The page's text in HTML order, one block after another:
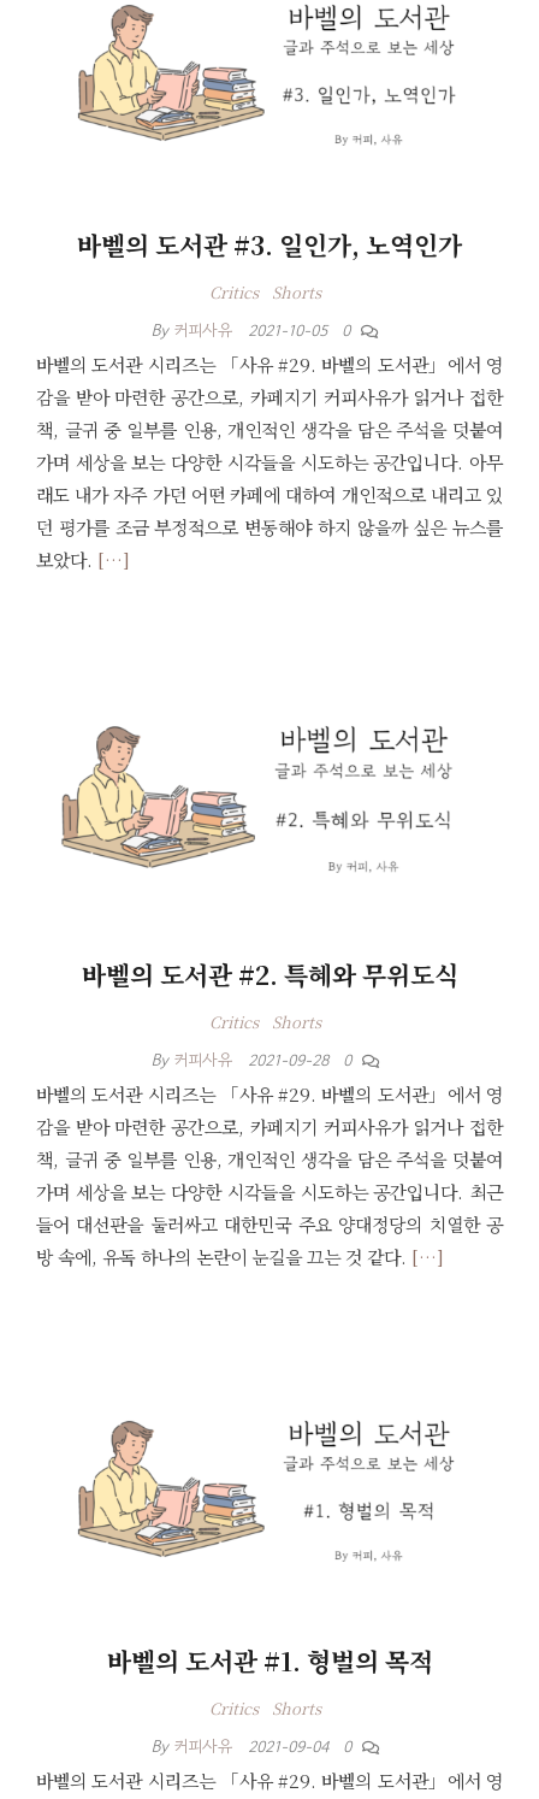
바벨의 도서관 #3. 일인가, 노역인가
Critics Shorts
By 커피사유 2021-10-05 0
바벨의 도서관 시리즈는 「사유 #29. 바벨의 도서관」에서 영
감을 받아 마련한 공간으로, 카페지기 커피사유가 읽거나 접한
책, 글귀 중 일부를 인용, 개인적인 생각을 담은 주석을 덧붙여
가며 세상을 보는 다양한 시각들을 시도하는 공간입니다. 아무
래도 내가 자주 가던 어떤 카페에 대하여 개인적으로 내리고 있
던 평가를 조금 부정적으로 변동해야 하지 않을까 싶은 뉴스를
보았다. […]
바벨의 도서관 #2. 특혜와 무위도식
Critics Shorts
By 커피사유 2021-09-28 0
바벨의 도서관 시리즈는 「사유 #29. 바벨의 도서관」에서 영
감을 받아 마련한 공간으로, 카페지기 커피사유가 읽거나 접한
책, 글귀 중 일부를 인용, 개인적인 생각을 담은 주석을 덧붙여
가며 세상을 보는 다양한 시각들을 시도하는 공간입니다. 최근
들어 대선판을 둘러싸고 대한민국 주요 양대정당의 치열한 공
방 속에, 유독 하나의 논란이 눈길을 끄는 것 같다. […]
바벨의 도서관 #1. 형벌의 목적
Critics Shorts
By 커피사유 2021-09-04 0
바벨의 도서관 시리즈는 「사유 #29. 바벨의 도서관」에서 영